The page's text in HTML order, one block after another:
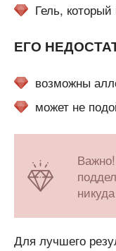
Гель,
ЕГО
возможны
может не
Для лучшего